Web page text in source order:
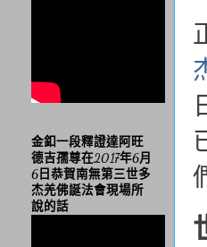
金釦一段釋證達阿旺
德吉孺尊在2017年6月
6日恭賀南無第三世多
杰羌佛誕法會現場所
說的話